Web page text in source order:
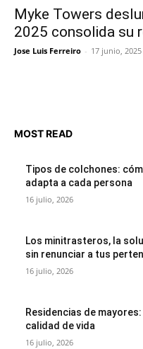
Myke Towers
2025 consolida su
Jose Luis Ferreiro - 17 junio, 2025
MOST READ
Tipos de colchones:
adapta a cada persona
16 julio, 2026
Los minitrasteros, la
sin renunciar a tus
16 julio, 2026
Residencias de
calidad de vida
16 julio, 2026